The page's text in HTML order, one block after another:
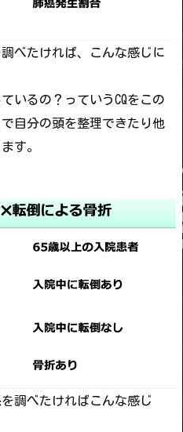
べたければ、こんな感じに
いるの？っていうCQをこの
で自分の頭を整理できたり他
す。
調べたければこんな感じ